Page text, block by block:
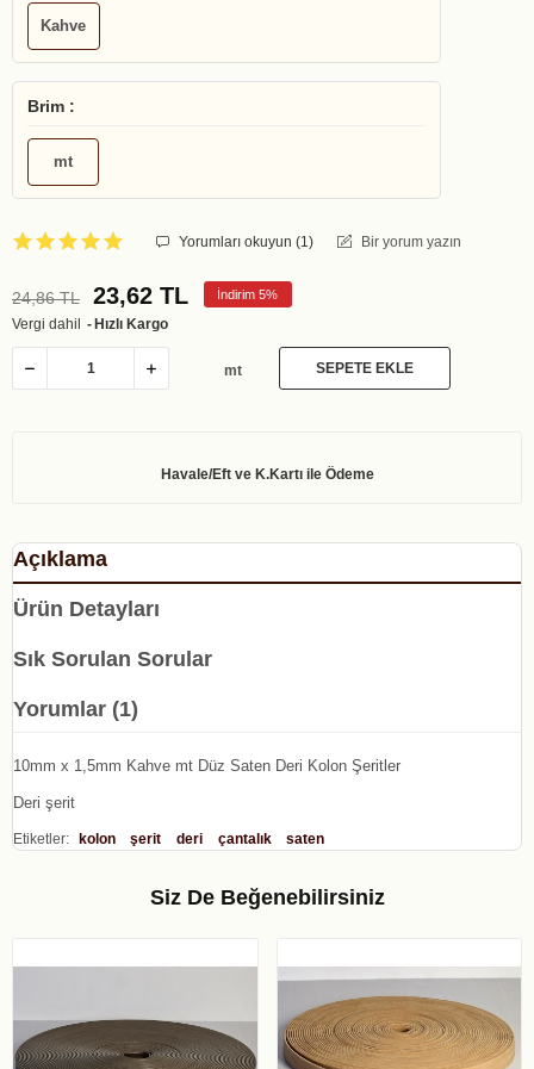
Kahve
Brim :
mt
Yorumları okuyun (1 ) Bir yorum yazın
24,86 TL 23,62 TL İndirim 5%
Vergi dahil Hızlı Kargo
mt SEPETE EKLE
Açıklama
Ürün Detayları
Sık Sorulan Sorular
Yorumlar (1)
10mm x 1,5mm Kahve mt Düz Saten Deri Kolon Şeritler
Deri şerit
Etiketler: kolon şerit deri çantalık saten
Siz De Beğenebilirsiniz